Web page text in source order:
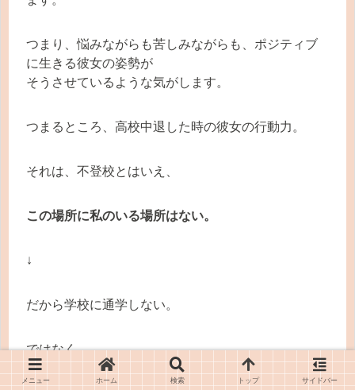
つまり、悩みながらも苦しみながらも、ポジティブ
に生きる彼女の姿勢が
そうさせているような気がします。
つまるところ、高校中退した時の彼女の行動力。
それは、不登校とはいえ、
この場所に私のいる場所はない。
↓
だから学校に通学しない。
ではなく、
メニュー ホーム 検索 トップ サイドバー